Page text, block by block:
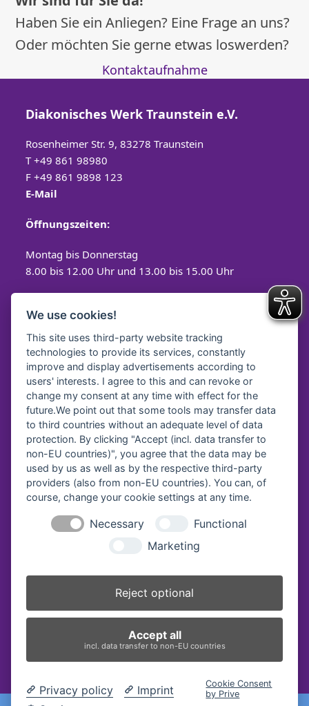
Haben Sie ein Anliegen? Eine Frage an uns?
Oder möchten Sie gerne etwas loswerden?
Kontaktaufnahme
Diakonisches Werk Traunstein e.V.
Rosenheimer Str. 9, 83278 Traunstein
T+49 861 98980
F +49 861 9898 123
E-Mail
Öffnungszeiten:
Montag bis Donnerstag
8.00 bis 12.00 Uhr und 13.00 bis 15.00 Uhr
8.00 bis 12.00 Uhr
Spendenkonto
Diakonisches Werk Traunstein e.V.
Kreissparkasse Traunstein-Trostberg
IBAN:DE64 7105 2050 0040 7535 92
BIC:BYLADEM1TST
Diakonie Service & Pflege gGmbH
VR Bank Oberbayern Südost eG
DE69 7109 0000 0008 2579 57
Vereinsregister-Nr:
Amtsgericht Traunstein, VR 40
2026Diakonisches Werk Traunstein e.V.-Impressum
We use cookies!
This site uses third-party website tracking
technologies to provide its services, constantly
improve and display advertisements according to
users' interests. I agree to this and can revoke or
change my consent at any time with effect for the
future.We point out that some tools may transfer data
to third countries without an adequate level of data
protection. By clicking "Accept (incl. data transfer to
non-EU countries)", you agree that the data may be
used by us as well as by the respective third-party
providers (also from non-EU countries). You can, of
course, change your cookie settings at any time.
Necessary
Functional
Marketing
Reject optional
Accept all
incl. data transfer to non-EU countries
Privacy policy
Imprint
Cookie Consent
by Prive